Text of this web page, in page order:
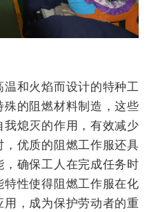
和火焰而设计的特种工
的阻燃材料制造，这些
熄灭的作用，有效减少
优质的阻燃工作服还具
确保工人在完成任务时
性使得阻燃工作服在化
，成为保护劳动者的重